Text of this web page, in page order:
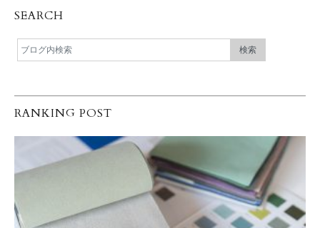
SEARCH
RANKING POST